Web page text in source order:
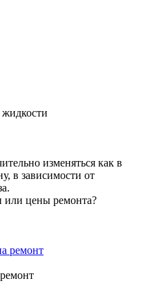
изменяться как в
в зависимости от
или цены ремонта?
ремонт